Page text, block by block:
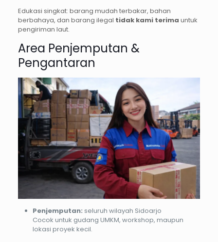
Edukasi singkat: barang mudah terbakar, bahan
berbahaya, dan barang ilegal tidak kami terima untuk
pengiriman laut.
Area Penjemputan &
Pengantaran
Penjemputan: seluruh wilayah Sidoarjo
Cocok untuk gudang UMKM, workshop, maupun
lokasi proyek kecil.